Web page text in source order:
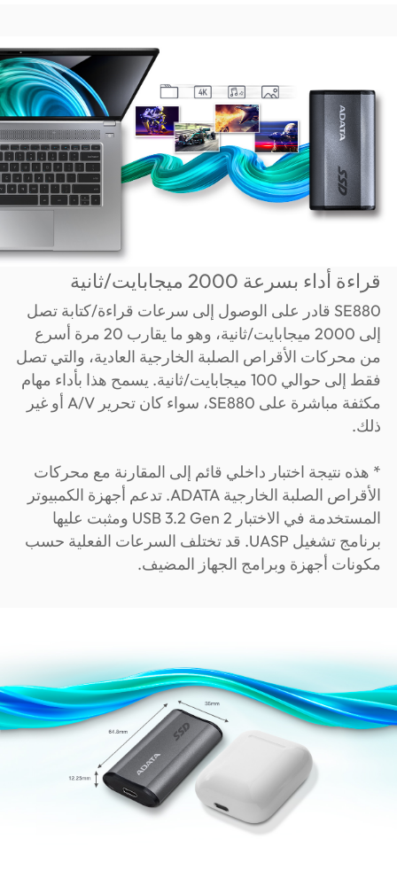
قراءة أداء بسرعة 2000 ميجابايت/ثانية
SE880 قادر على الوصول إلى سرعات قراءة/كتابة تصل
إلى 2000 ميجابايت/ثانية، وهو ما يقارب 20 مرة أسرع
من محركات الأقراص الصلبة الخارجية العادية، والتي تصل
فقط إلى حوالي 100 ميجابايت/ثانية. يسمح هذا بأداء مهام
مكثفة مباشرة على SE880، سواء كان تحرير A/V أو غير
ذلك.
* هذه نتيجة اختبار داخلي قائم إلى المقارنة مع محركات
الأقراص الصلبة الخارجية ADATA. تدعم أجهزة الكمبيوتر
المستخدمة في الاختبار USB 3.2 Gen 2 ومثبت عليها
برنامج تشغيل UASP. قد تختلف السرعات الفعلية حسب
مكونات أجهزة وبرامج الجهاز المضيف.